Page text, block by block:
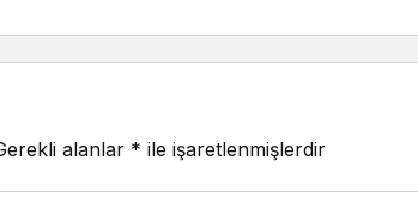
alanlar * ile işaretlenmişlerdir